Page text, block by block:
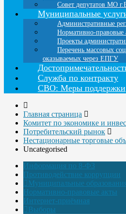
Совет депутатов МО
Муниципальные
Административные
Нормативно-правовые
Проекты
Перечень массовых
оказываемых через ЕПГУ
Служба по контракту
СВО: Меры поддержки
Главная страница
Комитет по экономике и
Потребительский рынок
Нестационарные торговые
Uncategorised
Информация по 8-ФЗ
Противодействие коррупции
Муниципальные
Нормативно-правовые акты
Интернет-приёмная
Выборы